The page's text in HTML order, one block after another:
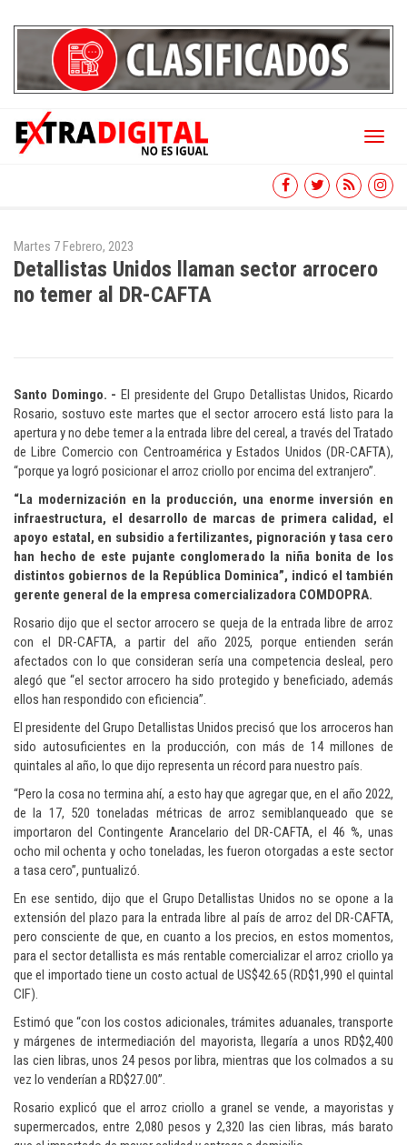
Toggle
Martes 7 Febrero, 2023
Detallistas Unidos llaman sector arrocero
no temer al DR-CAFTA
Santo Domingo. - El presidente del Grupo Detallistas Unidos, Ricardo
Rosario, sostuvo este martes que el sector arrocero está listo para la
apertura y no debe temer a la entrada libre del cereal, a través del Tratado
de Libre Comercio con Centroamérica y Estados Unidos (DR-CAFTA),
“porque ya logró posicionar el arroz criollo por encima del extranjero”.
“La modernización en la producción, una enorme inversión en
infraestructura, el desarrollo de marcas de primera calidad, el
apoyo estatal, en subsidio a fertilizantes, pignoración y tasa cero
han hecho de este pujante conglomerado la niña bonita de los
distintos gobiernos de la República Dominica”, indicó el también
gerente general de la empresa comercializadora COMDOPRA.
Rosario dijo que el sector arrocero se queja de la entrada libre de arroz
con el DR-CAFTA, a partir del año 2025, porque entienden serán
afectados con lo que consideran sería una competencia desleal, pero
alegó que “el sector arrocero ha sido protegido y beneficiado, además
ellos han respondido con eficiencia”.
El presidente del Grupo Detallistas Unidos precisó que los arroceros han
sido autosuficientes en la producción, con más de 14 millones de
quintales al año, lo que dijo representa un récord para nuestro país.
“Pero la cosa no termina ahí, a esto hay que agregar que, en el año 2022,
de la 17, 520 toneladas métricas de arroz semiblanqueado que se
importaron del Contingente Arancelario del DR-CAFTA, el 46 %, unas
ocho mil ochenta y ocho toneladas, les fueron otorgadas a este sector
a tasa cero”, puntualizó.
En ese sentido, dijo que el Grupo Detallistas Unidos no se opone a la
extensión del plazo para la entrada libre al país de arroz del DR-CAFTA,
pero consciente de que, en cuanto a los precios, en estos momentos,
para el sector detallista es más rentable comercializar el arroz criollo ya
que el importado tiene un costo actual de US$42.65 (RD$1,990 el quintal
CIF).
Estimó que “con los costos adicionales, trámites aduanales, transporte
y márgenes de intermediación del mayorista, llegaría a unos RD$2,400
las cien libras, unos 24 pesos por libra, mientras que los colmados a su
vez lo venderían a RD$27.00”.
Rosario explicó que el arroz criollo a granel se vende, a mayoristas y
supermercados, entre 2,080 pesos y 2,320 las cien libras, más barato